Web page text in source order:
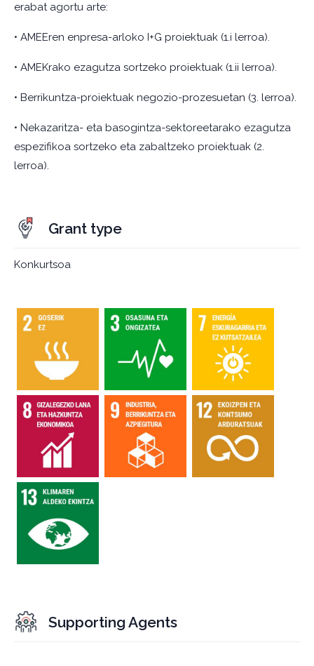
erabat agortu arte:
• AMEEren enpresa-arloko I+G proiektuak (1.i lerroa).
• AMEKrako ezagutza sortzeko proiektuak (1.ii lerroa).
• Berrikuntza-proiektuak negozio-prozesuetan (3. lerroa).
• Nekazaritza- eta basogintza-sektoreetarako ezagutza
espezifikoa sortzeko eta zabaltzeko proiektuak (2.
lerroa).
Grant type
Konkurtsoa
Supporting Agents